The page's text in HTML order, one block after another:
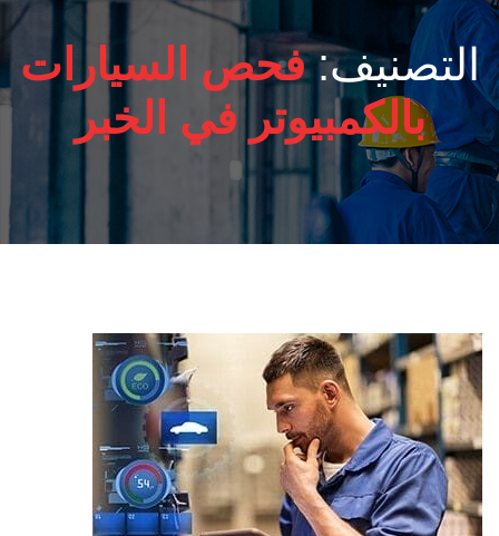
التصنيف:فحص السيارات
بالكمبيوتر في الخبر